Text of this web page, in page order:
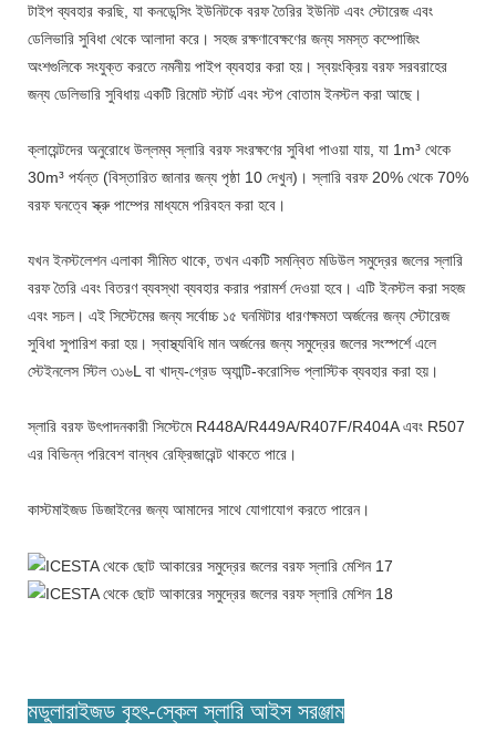
টাইপ ব্যবহার করছি, যা কনডেন্সিং ইউনিটকে বরফ তৈরির ইউনিট এবং স্টোরেজ এবং
ডেলিভারি সুবিধা থেকে আলাদা করে। সহজ রক্ষণাবেক্ষণের জন্য সমস্ত কম্পোজিং
অংশগুলিকে সংযুক্ত করতে নমনীয় পাইপ ব্যবহার করা হয়। স্বয়ংক্রিয় বরফ সরবরাহের
জন্য ডেলিভারি সুবিধায় একটি রিমোট স্টার্ট এবং স্টপ বোতাম ইনস্টল করা আছে।
ক্লায়েন্টদের অনুরোধে উল্লম্ব স্লারি বরফ সংরক্ষণের সুবিধা পাওয়া যায়, যা 1m³ থেকে
30m³ পর্যন্ত (বিস্তারিত জানার জন্য পৃষ্ঠা 10 দেখুন)। স্লারি বরফ 20% থেকে 70%
বরফ ঘনত্বে স্ক্রু পাম্পের মাধ্যমে পরিবহন করা হবে।
যখন ইনস্টলেশন এলাকা সীমিত থাকে, তখন একটি সমন্বিত মডিউল সমুদ্রের জলের স্লারি
বরফ তৈরি এবং বিতরণ ব্যবস্থা ব্যবহার করার পরামর্শ দেওয়া হবে। এটি ইনস্টল করা সহজ
এবং সচল। এই সিস্টেমের জন্য সর্বোচ্চ ১৫ ঘনমিটার ধারণক্ষমতা অর্জনের জন্য স্টোরেজ
সুবিধা সুপারিশ করা হয়। স্বাস্থ্যবিধি মান অর্জনের জন্য সমুদ্রের জলের সংস্পর্শে এলে
স্টেইনলেস স্টিল ৩১৬L বা খাদ্য-গ্রেড অ্যান্টি-করোসিভ প্লাস্টিক ব্যবহার করা হয়।
স্লারি বরফ উৎপাদনকারী সিস্টেমে R448A/R449A/R407F/R404A এবং R507
এর বিভিন্ন পরিবেশ বান্ধব রেফ্রিজারেন্ট থাকতে পারে।
কাস্টমাইজড ডিজাইনের জন্য আমাদের সাথে যোগাযোগ করতে পারেন।
মডুলারাইজড বৃহৎ-স্কেল স্লারি আইস সরঞ্জাম